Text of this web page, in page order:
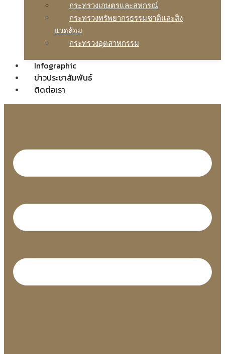
กระทรวงเกษตรและสหกรณ์
กระทรวงทรัพยากรธรรมชาติและสิง
แวดล้อม
กระทรวงอุตสาหกรรม
Infographic
ข่าวประชาสัมพันธ์
ติดต่อเรา